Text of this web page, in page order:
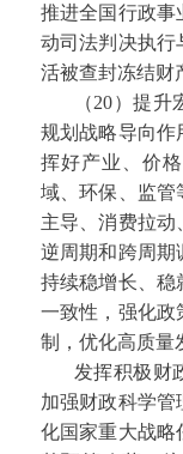
推进全国行政事
动司法判决执行
活被查封冻结财
（20）提
规划战略导向作
挥好产业、价
域、环保、监管
主导、消费拉
逆周期和跨周期
持续稳增长、稳
一致性，强化政
制，优化高质量
发挥积极财
加强财政科学管
化国家重大战略